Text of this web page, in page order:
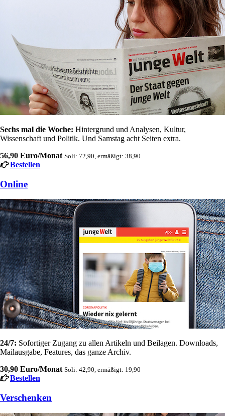
Sechs mal die Woche: Hintergrund und Analysen, Kultur,
Wissenschaft und Politik. Und Samstag acht Seiten extra.
56,90 Euro/Monat Soli: 72,90, ermäßigt: 38,90
Bestellen
Online
24/7: Sofortiger Zugang zu allen Artikeln und Beilagen. Downloads,
Mailausgabe, Features, das ganze Archiv.
30,90 Euro/Monat Soli: 42,90, ermäßigt: 19,90
Bestellen
Verschenken